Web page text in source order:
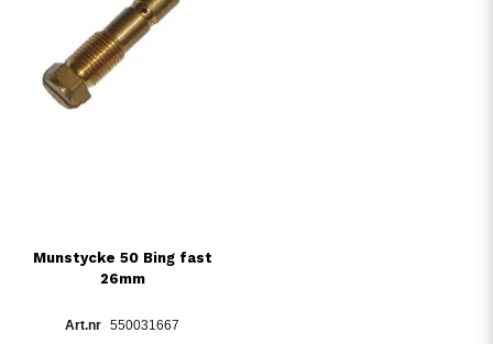
Munstycke 50 Bing fast
26mm
550031667